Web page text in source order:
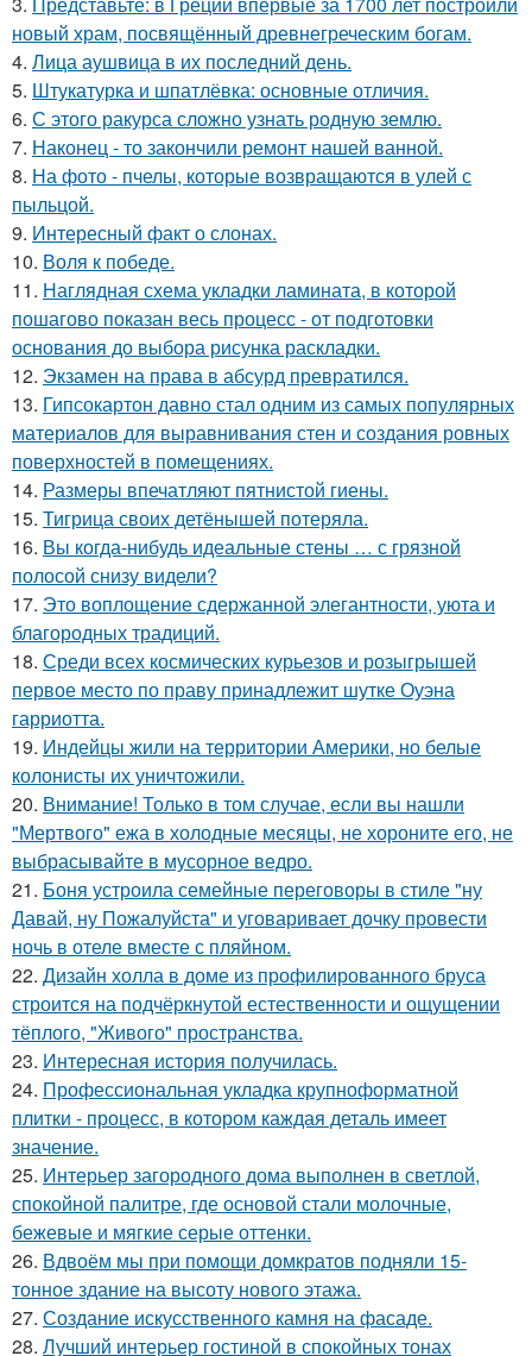
новый храм, посвящённый древнегреческим богам.
4. Лица аушвица в их последний день.
5. Штукатурка и шпатлёвка: основные отличия.
6. С этого ракурса сложно узнать родную землю.
7. Наконец - то закончили ремонт нашей ванной.
8. На фото - пчелы, которые возвращаются в улей с
пыльцой.
9. Интересный факт о слонах.
10. Воля к победе.
11. Наглядная схема укладки ламината, в которой
пошагово показан весь процесс - от подготовки
основания до выбора рисунка раскладки.
12. Экзамен на права в абсурд превратился.
13. Гипсокартон давно стал одним из самых популярных
материалов для выравнивания стен и создания ровных
поверхностей в помещениях.
14. Размеры впечатляют пятнистой гиены.
15. Тигрица своих детёнышей потеряла.
16. Вы когда-нибудь идеальные стены … с грязной
полосой снизу видели?
17. Это воплощение сдержанной элегантности, уюта и
благородных традиций.
18. Среди всех космических курьезов и розыгрышей
первое место по праву принадлежит шутке Оуэна
гарриотта.
19. Индейцы жили на территории Америки, но белые
колонисты их уничтожили.
20. Внимание! Только в том случае, если вы нашли
"Мертвого" ежа в холодные месяцы, не хороните его, не
выбрасывайте в мусорное ведро.
21. Боня устроила семейные переговоры в стиле "ну
Давай, ну Пожалуйста" и уговаривает дочку провести
ночь в отеле вместе с пляйном.
22. Дизайн холла в доме из профилированного бруса
строится на подчёркнутой естественности и ощущении
тёплого, "Живого" пространства.
23. Интересная история получилась.
24. Профессиональная укладка крупноформатной
плитки - процесс, в котором каждая деталь имеет
значение.
25. Интерьер загородного дома выполнен в светлой,
спокойной палитре, где основой стали молочные,
бежевые и мягкие серые оттенки.
26. Вдвоём мы при помощи домкратов подняли 15-
тонное здание на высоту нового этажа.
27. Создание искусственного камня на фасаде.
28. Лучший интерьер гостиной в спокойных тонах